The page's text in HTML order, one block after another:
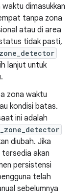
dimasukkan
tanpa zona
atau di area
tidak pasti,
lanjut untuk
zona waktu
kondisi batas.
ini adalah
diubah. Jika
akan
persistensi
telah
sebelumnya